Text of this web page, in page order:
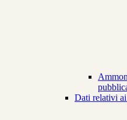
Dati relativi